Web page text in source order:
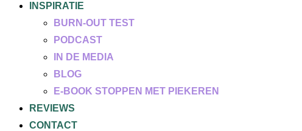
INSPIRATIE
BURN-OUT TEST
PODCAST
IN DE MEDIA
BLOG
E-BOOK STOPPEN MET PIEKEREN
REVIEWS
CONTACT